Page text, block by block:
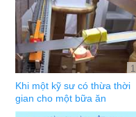
Khi một kỹ sư có thừa thời
gian cho một bữa ăn